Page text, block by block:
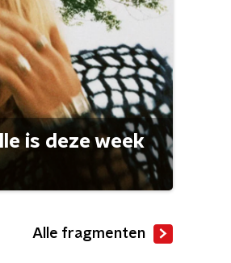
is deze week
Alle fragmenten